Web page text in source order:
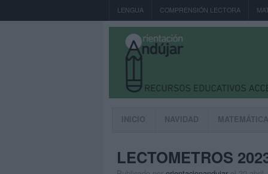
LENGUA COMPRENSIÓN LECTORA
INICIO NAVIDAD
LECTOMETROS